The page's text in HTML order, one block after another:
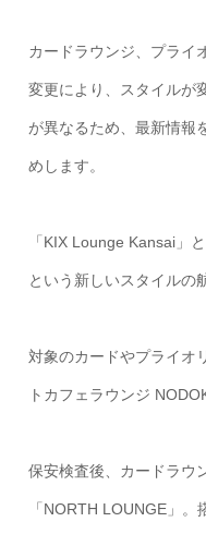
カードラウンジ、プライ
変更により 、スタイルが
が異なるため、最新情報
めします。
「KIX Lounge Kansai」
という新しいスタイルの
対象のカードやプライオ
トカフェラウンジ
保安検査後、カードラウ
「NORTH LOUNGE」